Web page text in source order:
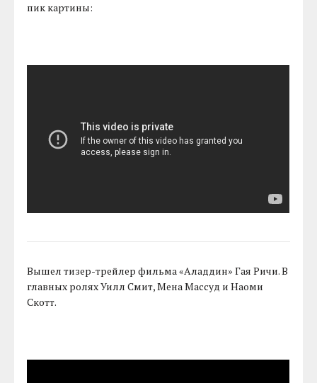
пик картины:
Вышел тизер-трейлер фильма «Аладдин» Гая Ричи. В
главных ролях Уилл Смит, Мена Массуд и Наоми
Скотт.